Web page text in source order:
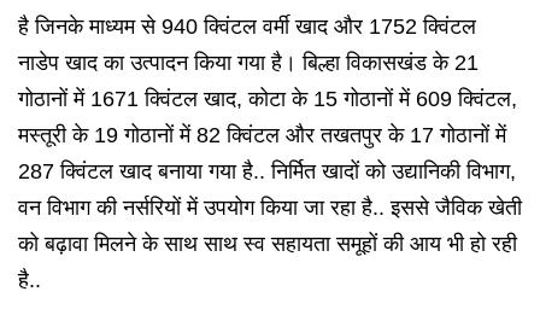
है जिनके माध्यम से 940 क्विंटल वर्मी खाद और 1752 क्विंटल
नाडेप खाद का उत्पादन किया गया है। बिल्हा विकासखंड के 21
गोठानों में 1671 क्विंटल खाद, कोटा के 15 गोठानों में 609 क्विंटल,
मस्तूरी के 19 गोठानों में 82 क्विंटल और तखतपुर के 17 गोठानों में
287 क्विंटल खाद बनाया गया है.. निर्मित खादों को उद्यानिकी विभाग,
वन विभाग की नर्सरियों में उपयोग किया जा रहा है.. इससे जैविक खेती
को बढ़ावा मिलने के साथ साथ स्व सहायता समूहों की आय भी हो रही
है..